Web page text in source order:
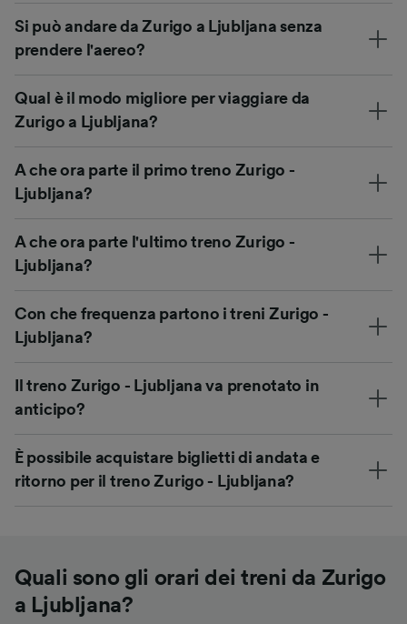
Si può andare da Zurigo a Ljubljana senza
prendere l'aereo?
Qual è il modo migliore per viaggiare da
Zurigo a Ljubljana?
A che ora parte il primo treno Zurigo -
Ljubljana?
A che ora parte l'ultimo treno Zurigo -
Ljubljana?
Con che frequenza partono i treni Zurigo -
Ljubljana?
Il treno Zurigo - Ljubljana va prenotato in
anticipo?
È possibile acquistare biglietti di andata e
ritorno per il treno Zurigo - Ljubljana?
Quali sono gli orari dei treni da Zurigo
a Ljubljana?